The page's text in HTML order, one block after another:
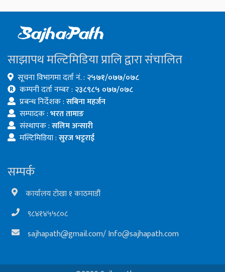
साझापथ मल्टिमिडिया प्रालि द्वारा संचालित
सूचना विभागमा दर्ता नं. : २५७१/०७७/०७८
कम्पनी दर्ता नम्बर : २३८९८५ ०७७/०७८
प्रबन्ध निर्देशक :सबिना महर्जन
सम्पादक :भरत तामाङ
संस्थापक :सलिम अन्सारी
मल्टिमिडिया :सुरज भट्टराई
सम्पर्क
कार्यालय टोखा १ काठमाडौं
९८४१४५५८०८
sajhapath@gmail.com/Info@sajhapath.com